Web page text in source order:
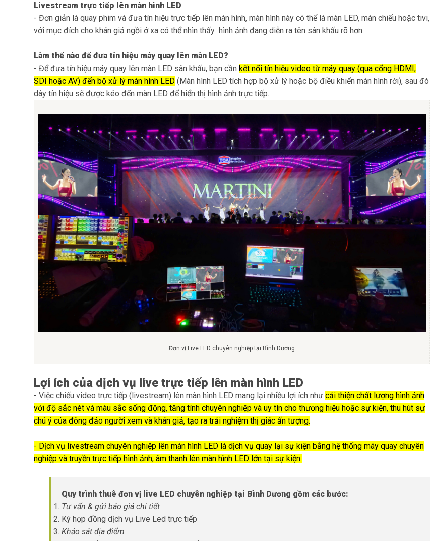
Livestream trực tiếp lên màn hình LED
- Đơn giản là quay phim và đưa tín hiệu trực tiếp lên màn hình, màn hình này có thể là màn LED, màn chiếu hoặc tivi,
với mục đích cho khán giả ngồi ở xa có thể nhìn thấy hình ảnh đang diễn ra tên sân khấu rõ hơn.
Làm thể nào để đưa tín hiệu máy quay lên màn LED?
- Để đưa tín hiệu máy quay lên màn LED sân khấu, bạn cầnkết nối tín hiệu video từ máy quay (qua cổng HDMI,
SDI hoặc AV) đến bộ xử lý màn hình LED (Màn hình LED tích hợp bộ xử lý hoặc bộ điều khiển màn hình rời), sau đó
dây tín hiệu sẽ được kéo đến màn LED để hiển thị hình ảnh trực tiếp.
Đơn vị Live LED chuyên nghiệp tại Bình Dương
Lợi ích của dịch vụ live trực tiếp lên màn hình LED
- Việc chiếu video trực tiếp (livestream) lên màn hình LED mang lại nhiều lợi ích nhưcải thiện chất lượng hình ảnh
với độ sắc nét và màu sắc sống động, tăng tính chuyên nghiệp và uy tín cho thương hiệu hoặc sự kiện, thu hút sự
chú ý của đông đảo người xem và khán giả, tạo ra trải nghiệm thị giác ấn tượng.
- Dịch vụ livestream chuyên nghiệp lên màn hình LED là dịch vụ quay lại sự kiện bằng hệ thống máy quay chuyên
nghiệp và truyền trực tiếp hình ảnh, âm thanh lên màn hình LED lớn tại sự kiện.
Quy trình thuê đơn vị live LED chuyên nghiệp tại Bình Dương gồm các bước:
Tư vấn & gửi báo giá chi tiết
Ký hợp đồng dịch vụ Live Led trực tiếp
Khảo sát địa điểm